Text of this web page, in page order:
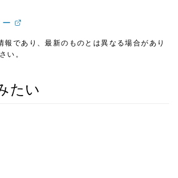
報であり、最新のものとは異なる場合があり
い。
たい